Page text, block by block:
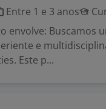
Entre 1 e 3 anos
envolve: Buscamos
e
Este p...